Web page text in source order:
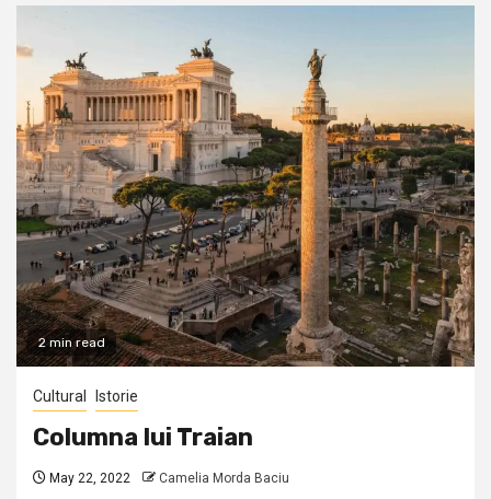
2 min read
Cultural Istorie
Columna lui Traian
May 22, 2022 Camelia Morda Baciu